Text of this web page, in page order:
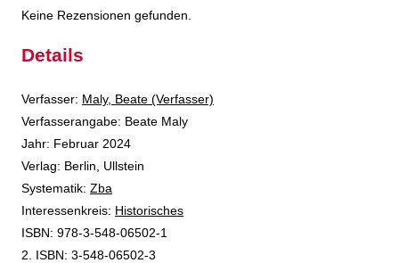
Keine Rezensionen gefunden.
Details
Verfasser: Suche nach diesem Verfasser
Maly, Beate (Verfasser)
Verfasserangabe: Beate Maly
Jahr: Februar 2024
Verlag: Berlin, Ullstein
opens in new tab
Diesen Link in neuem Tab öffnen
Systematik: Suche nach dieser Systematik
Zba
Interessenkreis: Suche nach diesem Interessenskreis
Historisches
ISBN: 978-3-548-06502-1
2. ISBN: 3-548-06502-3